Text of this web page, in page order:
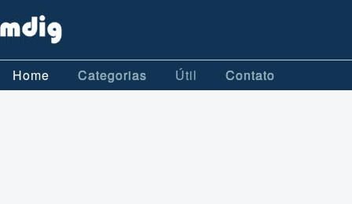
Home Categorias Útil Contato